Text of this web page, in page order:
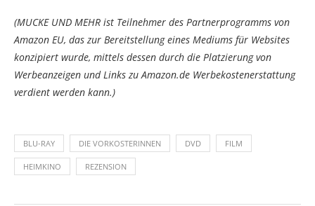
(MUCKE UND MEHR ist Teilnehmer des Partnerprogramms von
Amazon EU, das zur Bereitstellung eines Mediums für Websites
konzipiert wurde, mittels dessen durch die Platzierung von
Werbeanzeigen und Links zu Amazon.de Werbekostenerstattung
verdient werden kann.)
BLU-RAY DIE VORKOSTERINNEN DVD FILM
HEIMKINO REZENSION